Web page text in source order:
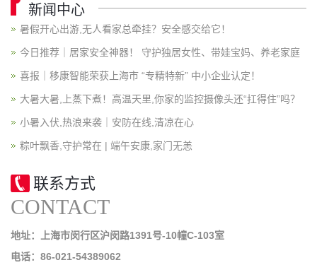
新闻中心
暑假开心出游,无人看家总牵挂？安全感交给它！
今日推荐｜居家安全神器！ 守护独居女性、带娃宝妈、养老家庭
喜报｜移康智能荣获上海市 “专精特新” 中小企业认定！
大暑大暑,上蒸下煮！高温天里,你家的监控摄像头还“扛得住”吗？
小暑入伏,热浪来袭｜安防在线,清凉在心
粽叶飘香,守护常在 | 端午安康,家门无恙
联系方式
CONTACT
地址：上海市闵行区沪闵路1391号-10幢C-103室
电话：86-021-54389062